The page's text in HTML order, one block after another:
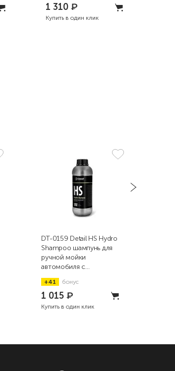
1 310 ₽
Купить в один клик
DT-0159 Detail HS Hydro
Shampoo шампунь для
ручной мойки
автомобиля с
гидрофобным
эффектом, 1л
+41 бонус
1 015₽
Купить в один клик